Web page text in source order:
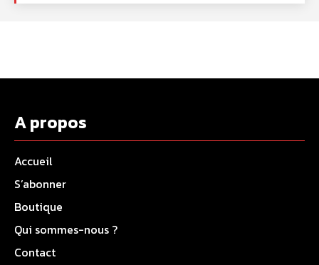
A propos
Accueil
S’abonner
Boutique
Qui sommes-nous ?
Contact